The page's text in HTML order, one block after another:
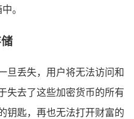
。
旦丢失，用户将无法访问和
失去了这些加密货币的所有
钥匙，再也无法打开财富的